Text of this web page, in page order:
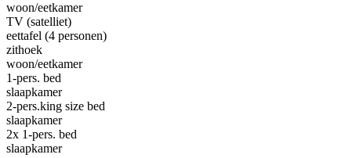
woon/eetkamer
TV (satelliet)
eettafel (4 personen)
zithoek
woon/eetkamer
1-pers. bed
slaapkamer
2-pers.king size bed
slaapkamer
2x 1-pers. bed
slaapkamer